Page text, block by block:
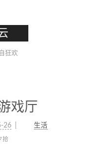
狂欢
戏厅
26 生活
拾